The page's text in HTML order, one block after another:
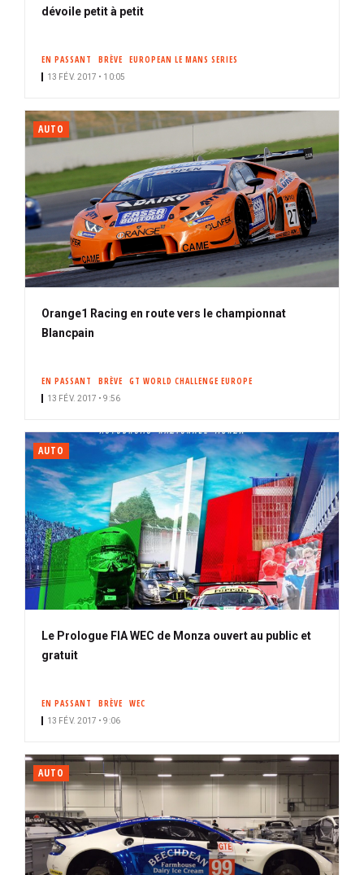
dévoile petit à petit
EN PASSANT BRÈVE EUROPEAN LE MANS SERIES
13 FÉV. 2017 • 10:05
AUTO
Orange1 Racing en route vers le championnat
Blancpain
EN PASSANT BRÈVE GT WORLD CHALLENGE EUROPE
13 FÉV. 2017 • 9:56
AUTO
Le Prologue FIA WEC de Monza ouvert au public et
gratuit
EN PASSANT BRÈVE WEC
13 FÉV. 2017 • 9:06
AUTO